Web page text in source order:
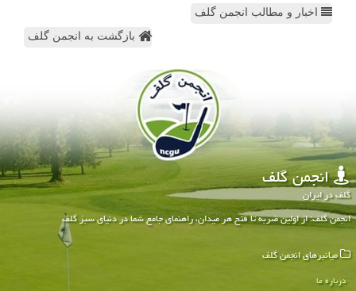
اخبار و مطالب انجمن گلف
بازگشت به انجمن گلف
انجمن گلف
گلف در ایران
انجمن گلف: از اولین ضربه تا فتح هر میدان، راهنمای جامع شما در دنیای سبز گلف
میانبرهای انجمن گلف
درباره ما